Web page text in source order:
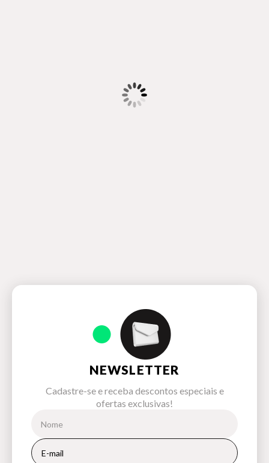
NEWSLETTER
Cadastre-se e receba descontos especiais e
ofertas exclusivas!